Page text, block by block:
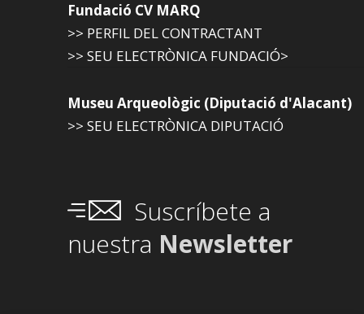
Fundació CV MARQ
>> PERFIL DEL CONTRACTANT
>> SEU ELECTRÒNICA FUNDACIÓ>
Museu Arqueològic (Diputació d'Alacant)
>> SEU ELECTRÒNICA DIPUTACIÓ
Suscríbete a
nuestra Newsletter